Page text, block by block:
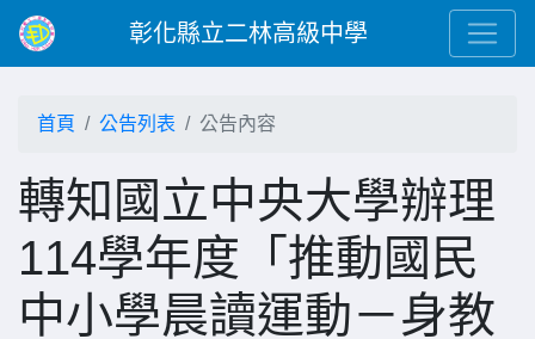
彰化縣立二林高級中學
首頁 公告列表 公告內容
轉知國立中央大學辦理
114學年度「推動國民
中小學晨讀運動－身教